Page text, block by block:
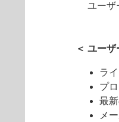
ユーザ
＜ ユー
ラ
プ
最
メ